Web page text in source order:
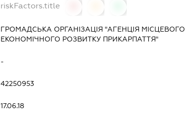
riskFactors.title
ГРОМАДСЬКА ОРГАНІЗАЦІЯ "АГЕНЦІЯ МІСЦЕВОГО
ЕКОНОМІЧНОГО РОЗВИТКУ ПРИКАРПАТТЯ"
-
42250953
17.06.18